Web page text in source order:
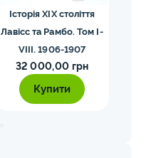
Історія XIX століття
Лавісс та Рамбо. Том І-
VІІІ. 1906-1907
32 000,00 грн
Купити